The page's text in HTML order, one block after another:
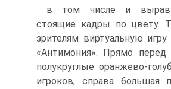
в том числе и
стоящие кадры по цвету.
зрителям виртуальную
«Антимония». Прямо перед
полукруглые оранжево-
игроков, справа большая